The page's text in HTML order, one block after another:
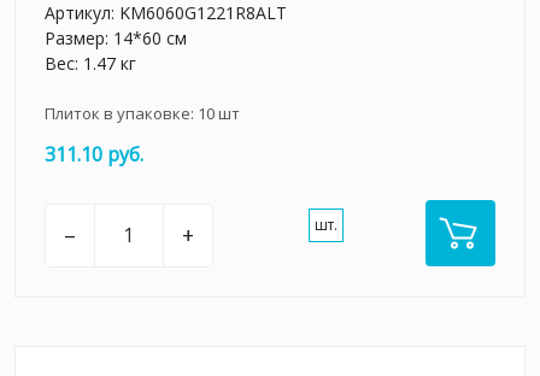
Артикул: KM6060G1221R8ALT
Размер: 14*60 см
Вес: 1.47 кг
Плиток в упаковке: 10шт
311.10 руб.
– + шт.